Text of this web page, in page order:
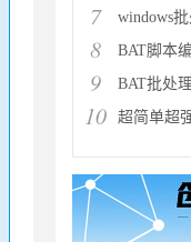
7 windows
8 BAT脚本
9 BAT批处理
10 超简单超